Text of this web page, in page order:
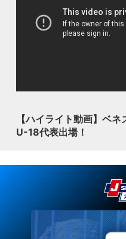
【ハイライト動画】ベ
U-18代表出場！